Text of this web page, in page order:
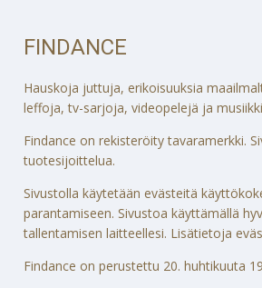
FINDANCE
Hauskoja juttuja, erikoisuuksia
leffoja, tv-sarjoja, videopelejä ja
Findance on rekisteröity tavaramerkki.
tuotesijoittelua.
Sivustolla käytetään evästeitä
parantamiseen. Sivustoa käyttämällä
tallentamisen laitteellesi. Lisätietoja
Findance on perustettu 20. huhtikuuta